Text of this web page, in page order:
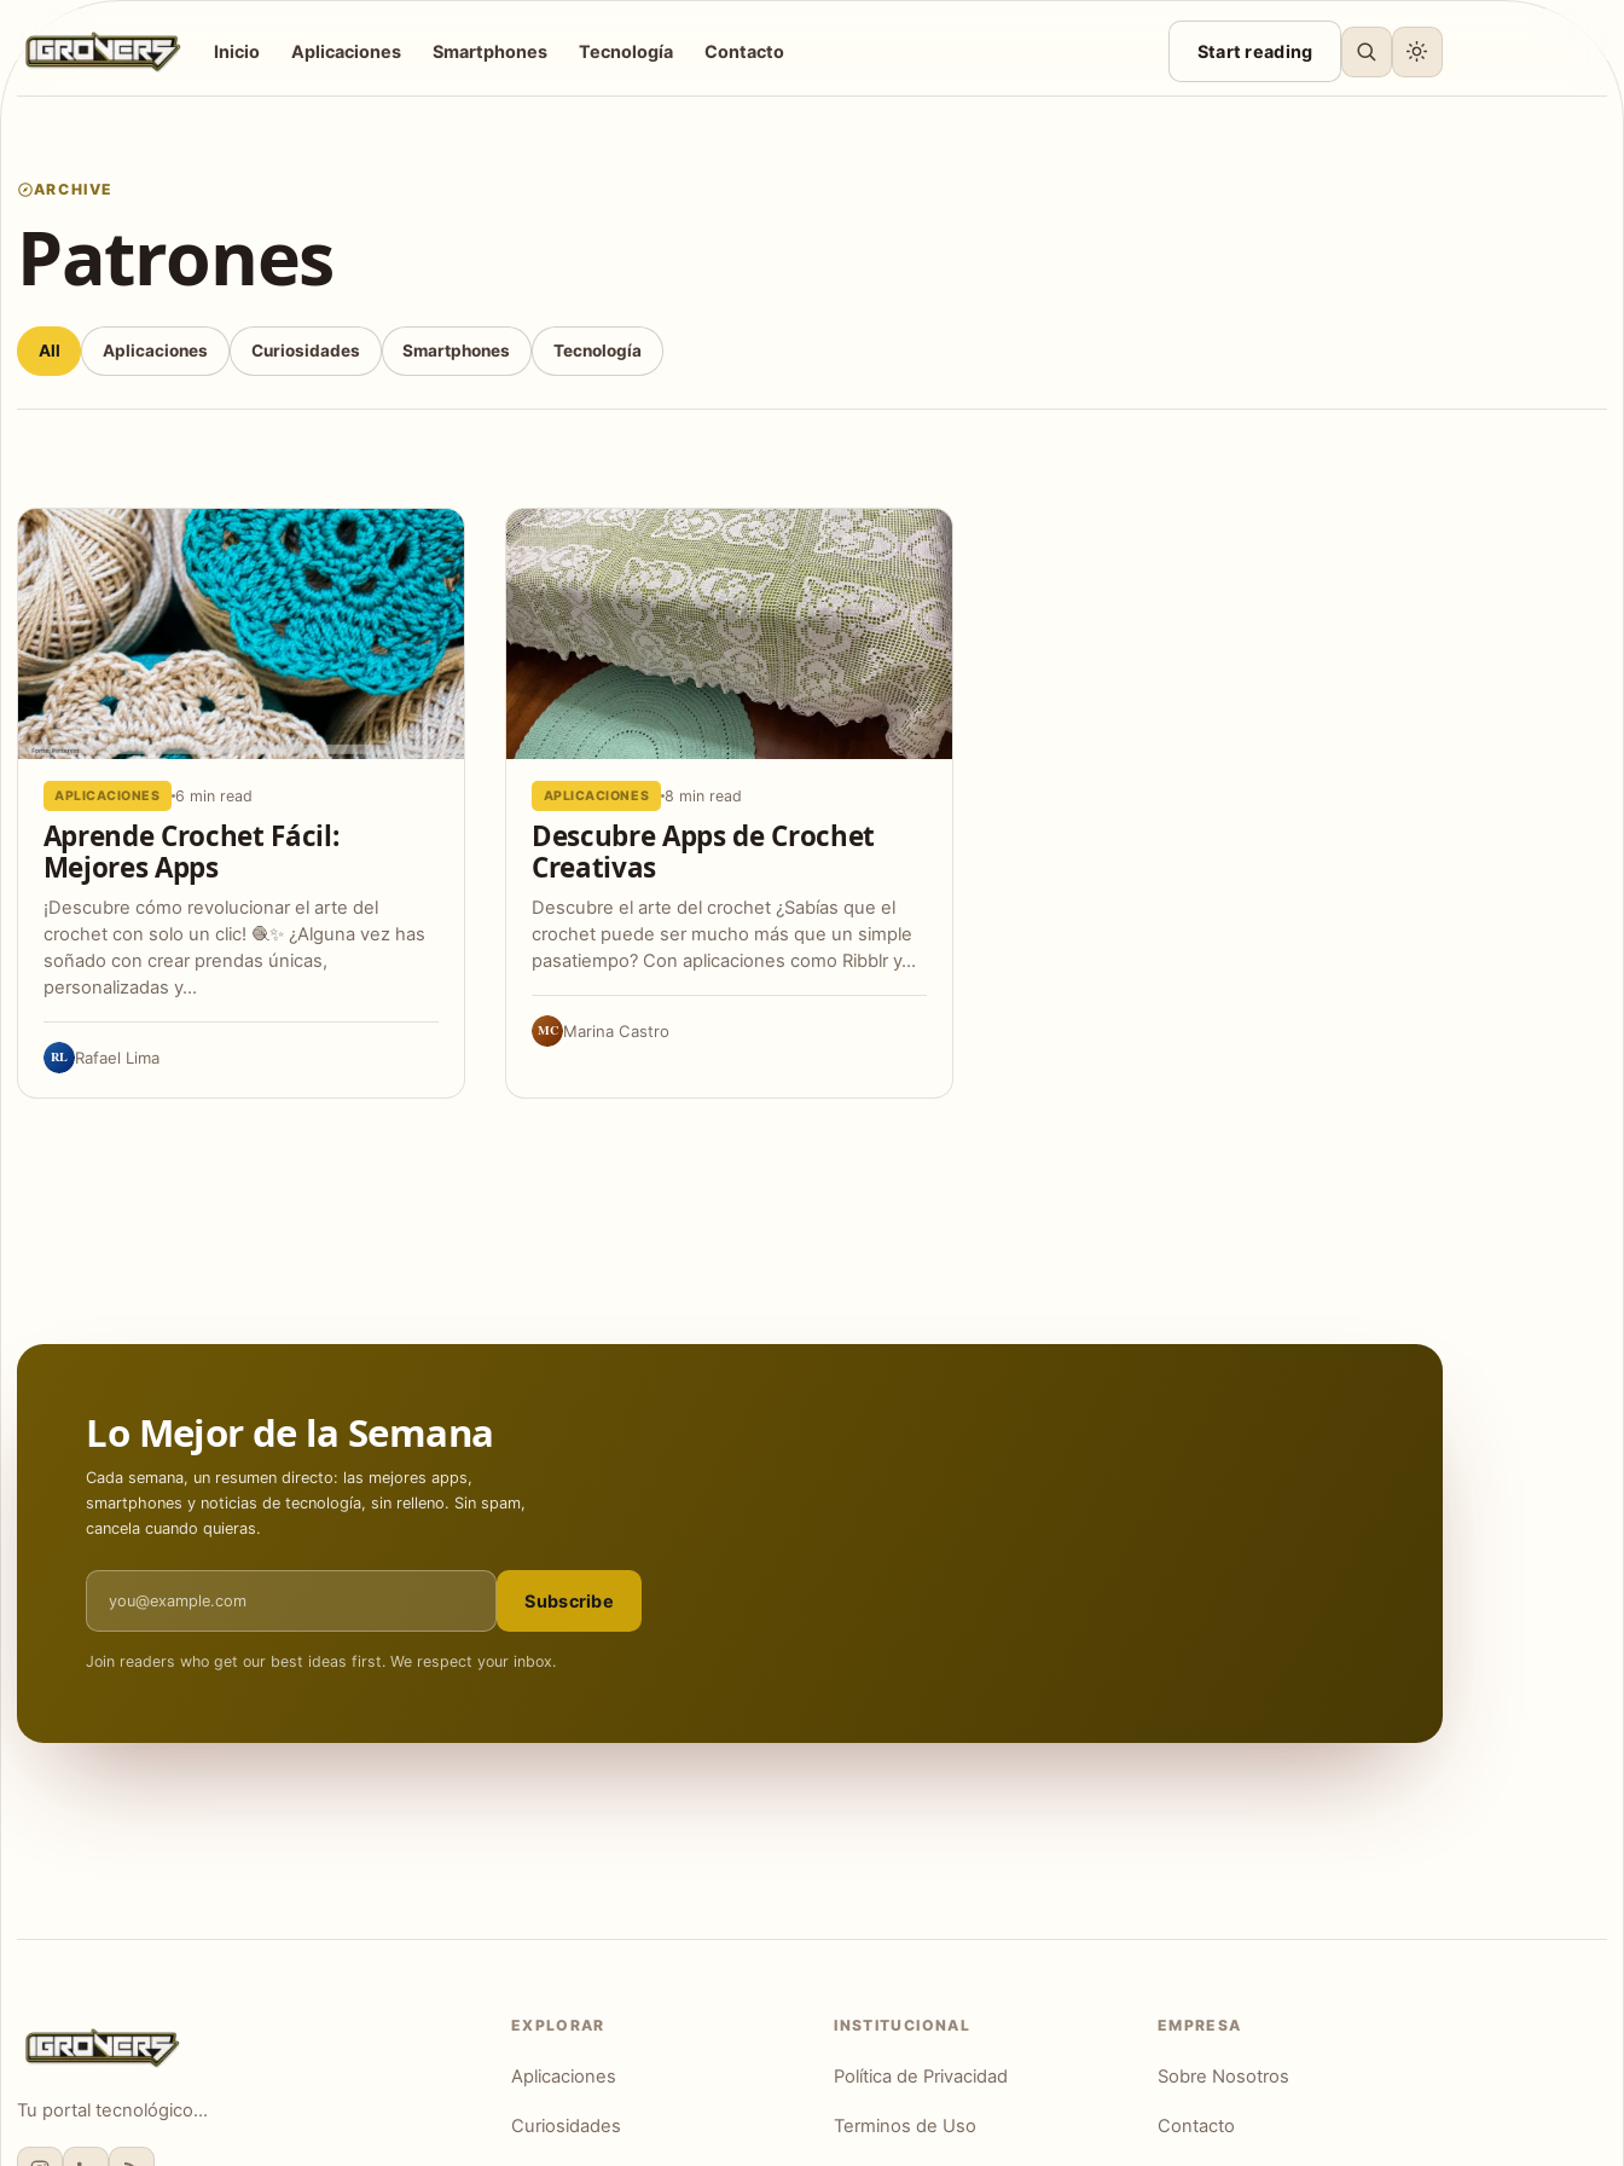
Inicio Aplicaciones Smartphones Tecnología Contacto Start reading
ARCHIVE
Patrones
All Aplicaciones Curiosidades Smartphones Tecnología
Articles
APLICACIONES 6 min read
Aprende Crochet Fácil:
Mejores Apps
¡Descubre cómo revolucionar el arte del
crochet con solo un clic! 🧶✨ ¿Alguna vez has
soñado con crear prendas únicas,
personalizadas y…
RL Rafael Lima
APLICACIONES 8 min read
Descubre Apps de Crochet
Creativas
Descubre el arte del crochet ¿Sabías que el
crochet puede ser mucho más que un simple
pasatiempo? Con aplicaciones como Ribblr y…
MC Marina Castro
Lo Mejor de la Semana
Cada semana, un resumen directo: las mejores apps,
smartphones y noticias de tecnología, sin relleno. Sin spam,
cancela cuando quieras.
Email address
Subscribe
Join readers who get our best ideas first. We respect your inbox.
Tu portal tecnológico...
EXPLORAR
Aplicaciones
Curiosidades
INSTITUCIONAL
Política de Privacidad
Terminos de Uso
EMPRESA
Sobre Nosotros
Contacto